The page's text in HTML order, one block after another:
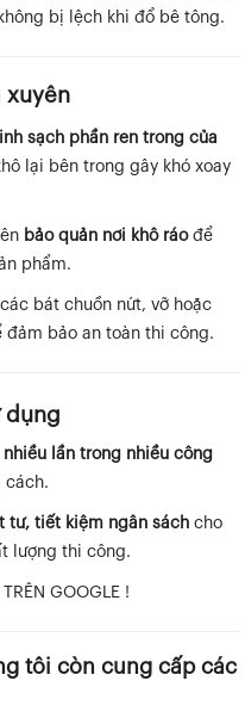
bị lệch khi đổ bê tông.
xuyên
sạch phần ren trong của
lại bên trong gây khó xoay
bảo quản nơi khô ráođể
phẩm.
bát chuồn nứt, vỡ hoặc
đảm bảo an toàn thi công.
dụng
lần trong nhiều công
cách.
tư, tiết kiệm ngân sách cho
lượng thi công.
TRÊN GOOGLE !
tôi còn cung cấp các